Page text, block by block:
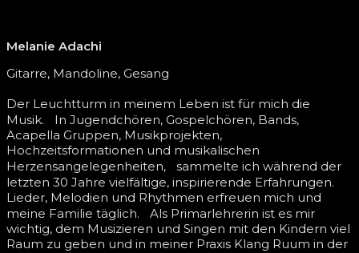
Melanie Adachi
Gitarre, Mandoline, Gesang
Der Leuchtturm in meinem Leben ist für mich die
Musik. In Jugendchören, Gospelchören, Bands,
Acapella Gruppen, Musikprojekten,
Hochzeitsformationen und musikalischen
Herzensangelegenheiten, sammelte ich während der
letzten 30 Jahre vielfältige, inspirierende Erfahrungen.
Lieder, Melodien und Rhythmen erfreuen mich und
meine Familie täglich. Als Primarlehrerin ist es mir
wichtig, dem Musizieren und Singen mit den Kindern viel
Raum zu geben und in meiner Praxis Klang Ruum in der